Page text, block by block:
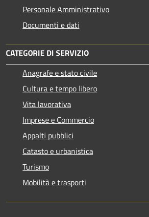
Personale Amministrativo
Documenti e dati
CATEGORIE DI SERVIZIO
Anagrafe e stato civile
Cultura e tempo libero
Vita lavorativa
Imprese e Commercio
Appalti pubblici
Catasto e urbanistica
Turismo
Mobilità e trasporti